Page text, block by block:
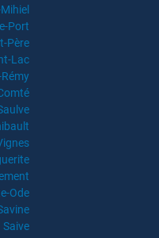
Port
Père
Lac
Ode
Saive